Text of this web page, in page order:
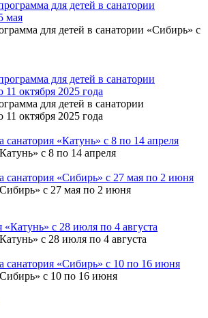
для детей в санатории «Сибирь» с
для детей в санатории
11 октября 2025 года
с 8 по 14 апреля
с 27 мая по 2 июня
с 28 июля по 4 августа
с 10 по 16 июня